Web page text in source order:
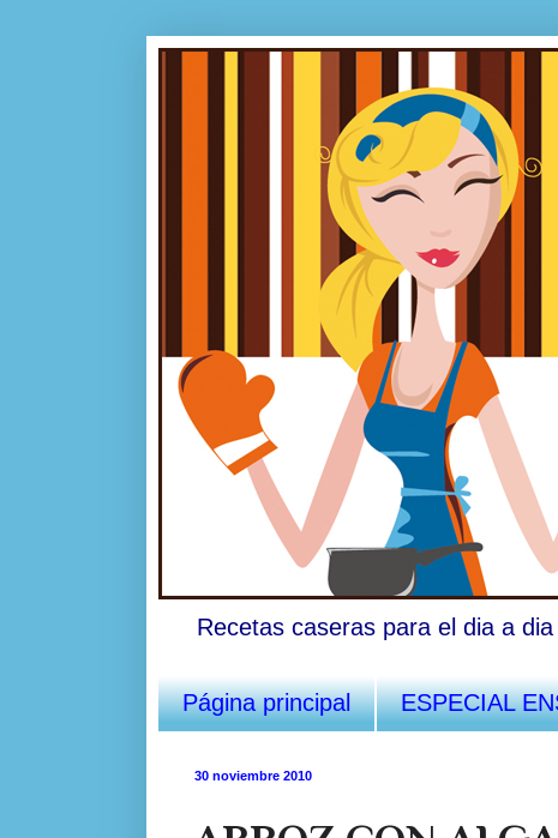
Recetas caseras para el dia a dia
Página principal ESPECIAL
30 noviembre 2010